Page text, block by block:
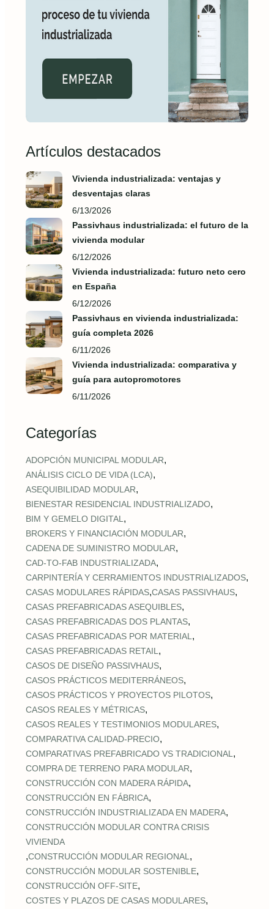
Artículos destacados
Vivienda industrializada: ventajas y
desventajas claras
6/13/2026
Passivhaus industrializada: el futuro de la
vivienda modular
6/12/2026
Vivienda industrializada: futuro neto cero
en España
6/12/2026
Passivhaus en vivienda industrializada:
guía completa 2026
6/11/2026
Vivienda industrializada: comparativa y
guía para autopromotores
6/11/2026
Categorías
ADOPCIÓN MUNICIPAL MODULAR,
ANÁLISIS CICLO DE VIDA (LCA),
ASEQUIBILIDAD MODULAR,
BIENESTAR RESIDENCIAL INDUSTRIALIZADO,
BIM Y GEMELO DIGITAL ,
BROKERS Y FINANCIACIÓN MODULAR,
CADENA DE SUMINISTRO MODULAR,
CAD‑TO‑FAB INDUSTRIALIZADA,
CARPINTERÍA Y CERRAMIENTOS INDUSTRIALIZADOS,
CASAS MODULARES RÁPIDAS,CASAS PASSIVHAUS,
CASAS PREFABRICADAS ASEQUIBLES,
CASAS PREFABRICADAS DOS PLANTAS,
CASAS PREFABRICADAS POR MATERIAL ,
CASAS PREFABRICADAS RETAIL ,
CASOS DE DISEÑO PASSIVHAUS,
CASOS PRÁCTICOS MEDITERRÁNEOS,
CASOS PRÁCTICOS Y PROYECTOS PILOTOS,
CASOS REALES Y MÉTRICAS,
CASOS REALES Y TESTIMONIOS MODULARES,
COMPARATIVA CALIDAD‑PRECIO,
COMPARATIVAS PREFABRICADO VS TRADICIONAL ,
COMPRA DE TERRENO PARA MODULAR,
CONSTRUCCIÓN CON MADERA RÁPIDA,
CONSTRUCCIÓN EN FÁBRICA,
CONSTRUCCIÓN INDUSTRIALIZADA EN MADERA,
CONSTRUCCIÓN MODULAR CONTRA CRISIS
VIVIENDA
,CONSTRUCCIÓN MODULAR REGIONAL ,
CONSTRUCCIÓN MODULAR SOSTENIBLE,
CONSTRUCCIÓN OFF‑SITE,
COSTES Y PLAZOS DE CASAS MODULARES,